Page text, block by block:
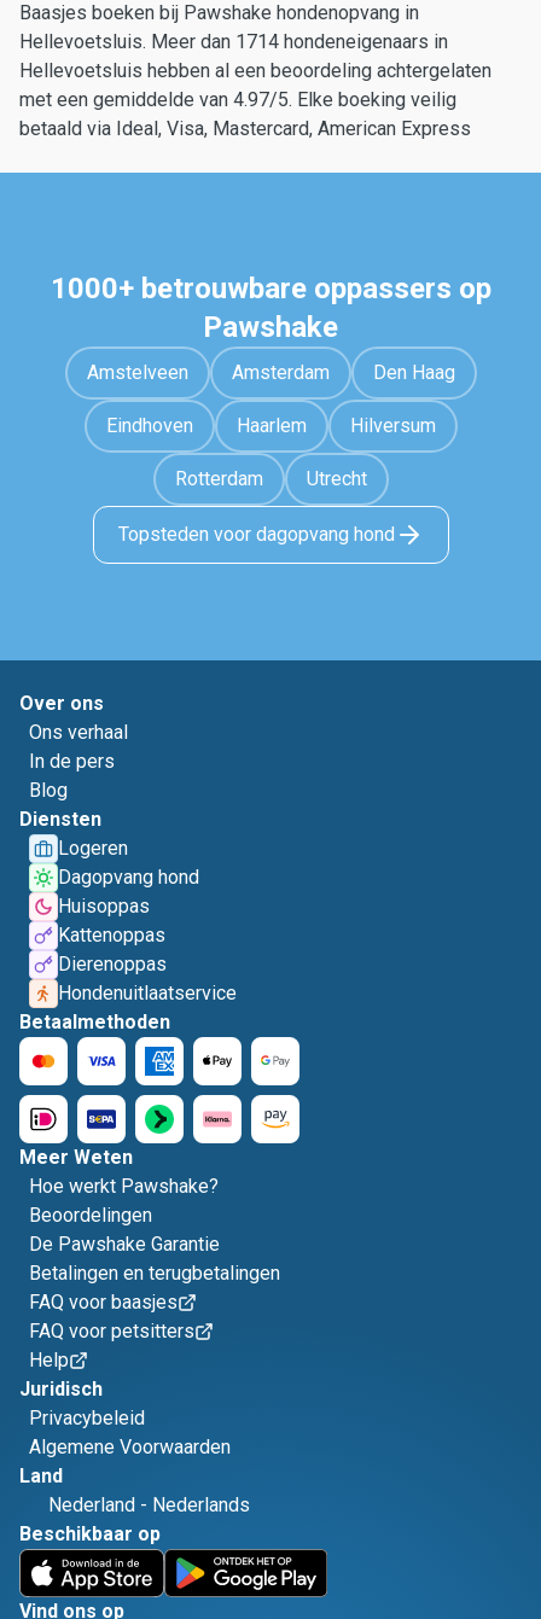
Baasjes boeken bij Pawshake hondenopvang in
Hellevoetsluis. Meer dan 1714 hondeneigenaars in
Hellevoetsluis hebben al een beoordeling achtergelaten
met een gemiddelde van 4.97/5. Elke boeking veilig
betaald via Ideal, Visa, Mastercard, American Express
1000+ betrouwbare oppassers op
Pawshake
Amstelveen Amsterdam Den Haag
Eindhoven Haarlem Hilversum
Rotterdam Utrecht
Topsteden voor dagopvang hond
Over ons
Ons verhaal
In de pers
Blog
Diensten
Logeren
Dagopvang hond
Huisoppas
Kattenoppas
Dierenoppas
Hondenuitlaatservice
Betaalmethoden
Meer Weten
Hoe werkt Pawshake?
Beoordelingen
De Pawshake Garantie
Betalingen en terugbetalingen
FAQ voor baasjes
FAQ voor petsitters
Help
Juridisch
Privacybeleid
Algemene Voorwaarden
Land
Nederland - Nederlands
Beschikbaar op
Vind ons op